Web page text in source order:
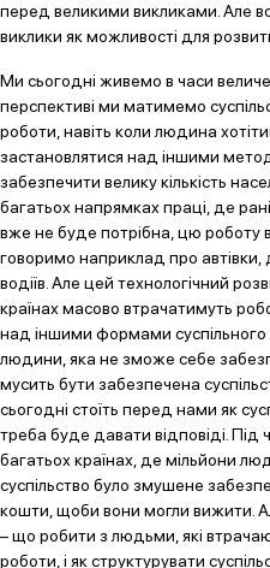
перед великими викликами. Але
виклики як можливості для
Ми сьогодні живемо в часи
перспективі ми матимемо
роботи, навіть коли людина
застановлятися над іншими
забезпечити велику кількість
багатьох напрямках праці, де
вже не буде потрібна, цю
говоримо наприклад про
водіїв. Але цей технологічний
країнах масово втрачатимуть
над іншими формами суспільного
людини, яка не зможе себе
мусить бути забезпечена
сьогодні стоїть перед нами як
треба буде давати відповіді.
багатьох країнах, де мільйони
суспільство було змушене
кошти, щоби вони могли вижити.
– що робити з людьми, які
роботи, і як структурувати